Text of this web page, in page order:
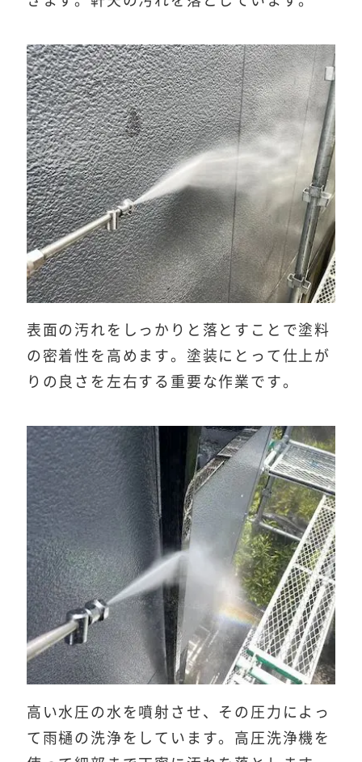
表面の汚れをしっかりと落とすことで塗料
の密着性を高めます。塗装にとって仕上が
りの良さを左右する重要な作業です。
高い水圧の水を噴射させ、その圧力によっ
て雨樋の洗浄をしています。高圧洗浄機を